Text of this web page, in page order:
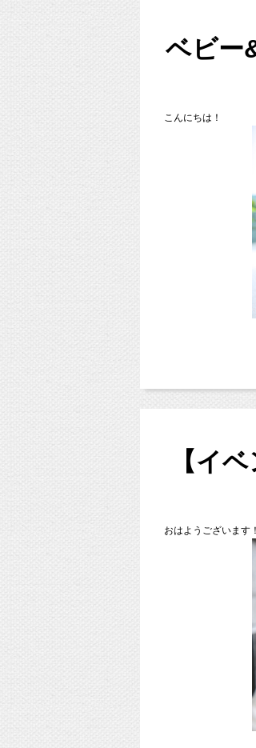
６月でスタジ
いつも本当に
４周年を記念し
スマッシュケ
通常プランの
http://
１歳のお誕生日
お誕生日のお
記念日でなく
SNS映えを狙っ
可愛いから撮
ベビー
こんにちは！
（西荻窪徒歩３分
中央線、総武線、
東京都新宿区や中
他、千葉県、埼玉県
■各種撮影プ
■お手軽ネッ
https://
■インスタグ
https://
コメント、フォロ
【イ
おはようございます！